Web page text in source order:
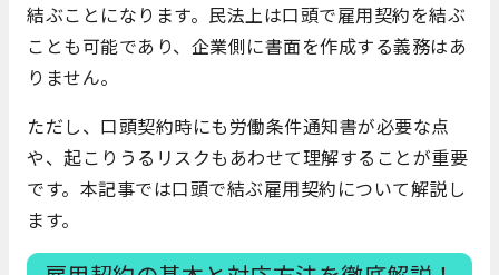
結ぶことになります。民法上は口頭で雇用契約を結ぶ
ことも可能であり、企業側に書面を作成する義務はあ
りません。
ただし、口頭契約時にも労働条件通知書が必要な点
や、起こりうるリスクもあわせて理解することが重要
です。本記事では口頭で結ぶ雇用契約について解説し
ます。